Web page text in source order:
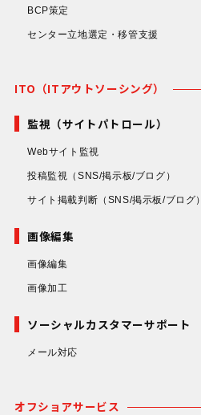
BCP策定
センター立地選定・移管支援
ITO（ITアウトソーシング）
監視（サイトパトロール）
Webサイト監視
投稿監視 （SNS/掲示板/ブログ）
サイト掲載判断 （SNS/掲示板/ブログ）
画像編集
画像編集
画像加工
ソーシャルカスタマーサポート
メール対応
オフショアサービス